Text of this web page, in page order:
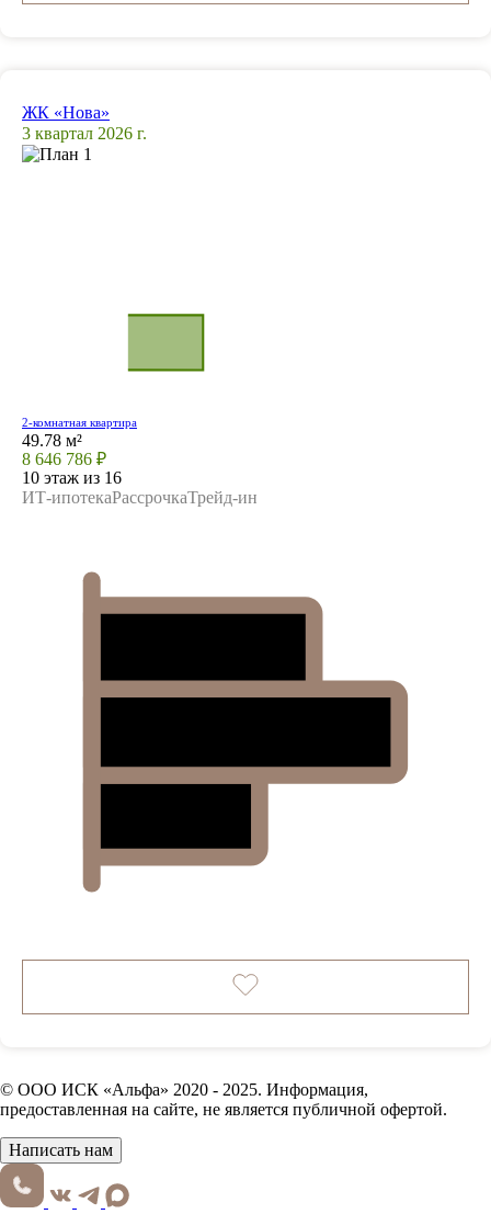
ЖК «Нова»
3 квартал 2026 г.
2-комнатная квартира
49.78 м²
8 646 786 ₽
10 этаж из 16
ИТ-ипотекаРассрочкаТрейд-ин
© ООО ИСК «Альфа» 2020 - 2025. Информация,
предоставленная на сайте, не является публичной офертой.
Написать нам